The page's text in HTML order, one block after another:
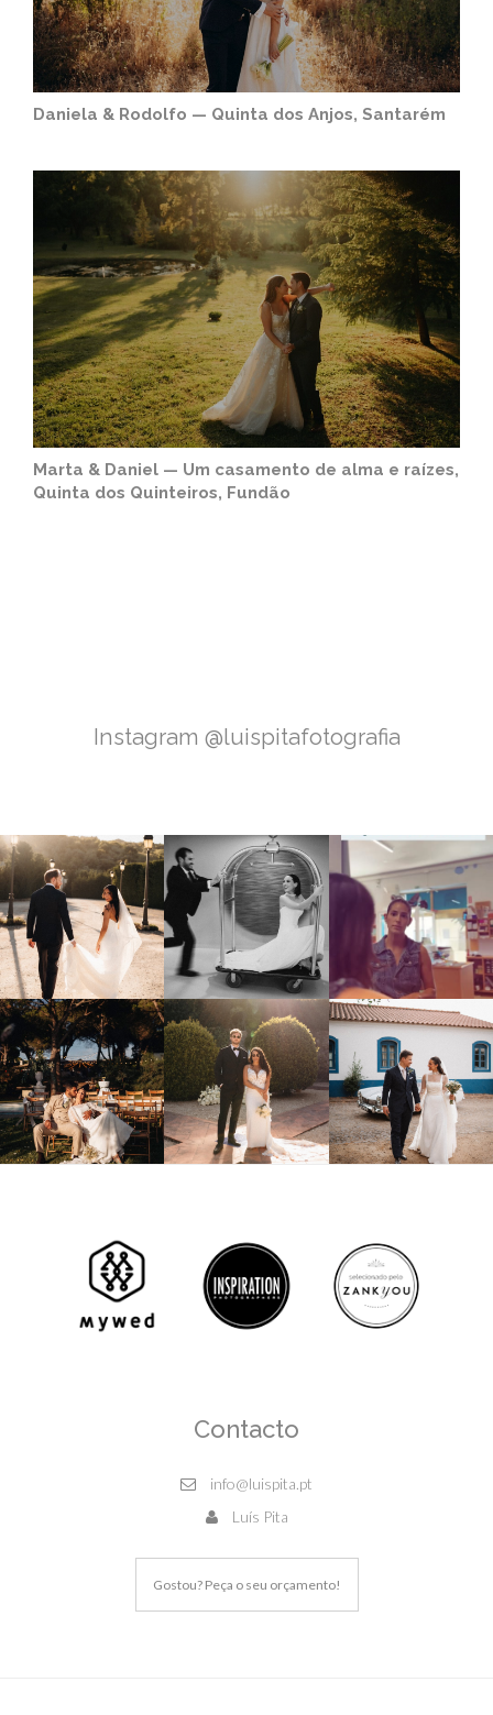
Daniela & Rodolfo — Quinta dos Anjos, Santarém
Marta & Daniel — Um casamento de alma e raízes,
Quinta dos Quinteiros, Fundão
Instagram @luispitafotografia
Contacto
info@luispita.pt
Luís Pita
Gostou? Peça o seu orçamento!